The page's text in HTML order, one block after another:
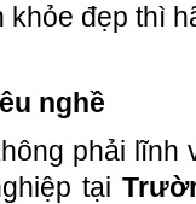
đẹp thì
nghề
phải lĩnh
tại